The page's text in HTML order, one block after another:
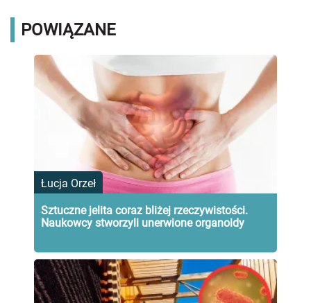
POWIĄZANE
Łucja Orzeł
Sztuczne jelita coraz bliżej rzeczywistości.
Naukowcy stworzyli unerwione organoidy